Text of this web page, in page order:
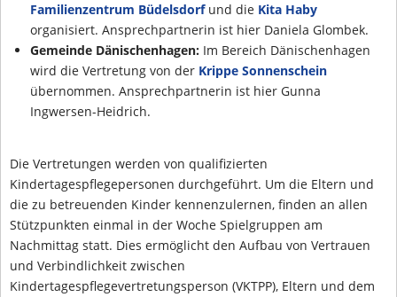
Familienzentrum Büdelsdorfund die Kita Haby
organisiert. Ansprechpartnerin ist hier Daniela Glombek.
Gemeinde Dänischenhagen:Im Bereich Dänischenhagen
wird die Vertretung von der Krippe Sonnenschein
übernommen. Ansprechpartnerin ist hier Gunna
Ingwersen-Heidrich.
Die Vertretungen werden von qualifizierten
Kindertagespflegepersonen durchgeführt. Um die Eltern und
die zu betreuenden Kinder kennenzulernen, finden an allen
Stützpunkten einmal in der Woche Spielgruppen am
Nachmittag statt. Dies ermöglicht den Aufbau von Vertrauen
und Verbindlichkeit zwischen
Kindertagespflegevertretungsperson (VKTPP), Eltern und dem